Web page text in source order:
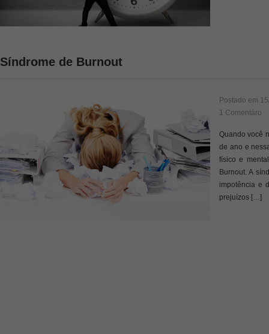
Síndrome de Burnout
Postado em
1 Comentáro
Quando você
de ano e
físico e
Burnout. A
impotência e
prejuízos […]